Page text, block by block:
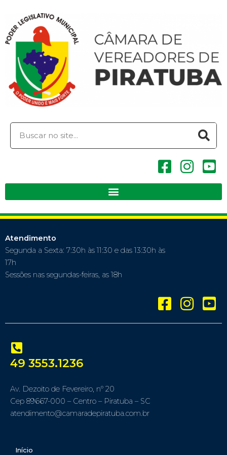
Atendimento
Segunda a Sexta: 7:30h às 11:30 e das 13:30h às
17h
Sessões nas segundas-feiras, as 18h
49 3553.1236
Av. Dezoito de Fevereiro, nº 20
Cep 89667-000 – Centro – Piratuba – SC
atendimento@camaradepiratuba.com.br
Início